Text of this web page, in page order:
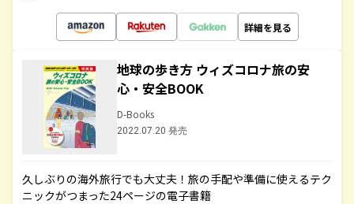
詳細を見る
地球の歩き方 ウィズコロナ旅の安
心・安全BOOK
D-Books
2022.07.20 発売
久しぶりの海外旅行でも大丈夫！旅の手配や準備に使えるテク
ニックがつまった24ページの電子書籍